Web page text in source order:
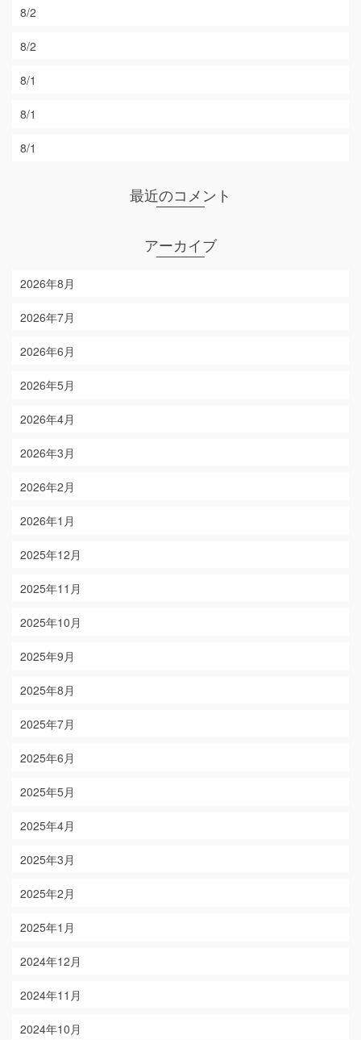
8/2
8/2
8/1
8/1
8/1
最近のコメント
アーカイブ
2026年8月
2026年7月
2026年6月
2026年5月
2026年4月
2026年3月
2026年2月
2026年1月
2025年12月
2025年11月
2025年10月
2025年9月
2025年8月
2025年7月
2025年6月
2025年5月
2025年4月
2025年3月
2025年2月
2025年1月
2024年12月
2024年11月
2024年10月